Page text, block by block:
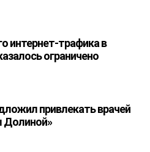
интернет-трафика в
ограничено
привлекать врачей
Долиной»